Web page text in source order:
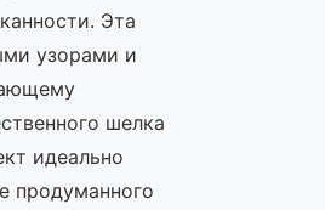
Эта
узорами и
шелка
идеально
продуманного